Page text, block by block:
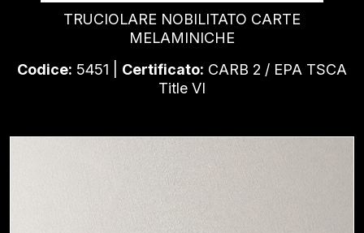
TRUCIOLARE NOBILITATO CARTE
MELAMINICHE
Codice: 5451 | Certificato: CARB 2 / EPA TSCA
Title VI